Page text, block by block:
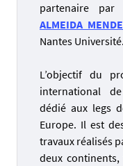
partenaire par
ALMEIDA
Nantes Université.
L’objectif du
international
dédié aux legs
Europe. Il est
travaux réalisés
deux